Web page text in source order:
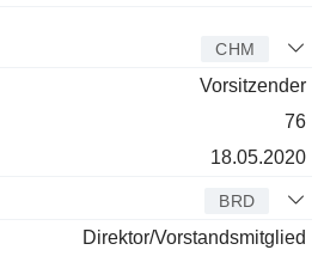
CHM
Vorsitzender
76
18.05.2020
BRD
Direktor/Vorstandsmitglied